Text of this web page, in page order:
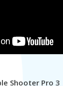
Shooter Pro 3